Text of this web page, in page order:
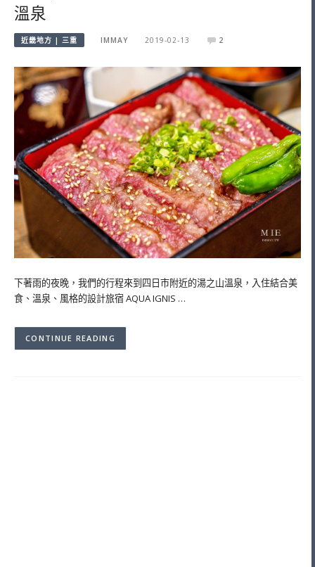
溫泉
近畿地方 | 三重 IMMAY 2019-02-13 2
下著雨的夜晚，我們的行程來到四日市附近的湯之山溫泉，入住結合美
食、溫泉、風格的設計旅宿 AQUA IGNIS …
CONTINUE READING